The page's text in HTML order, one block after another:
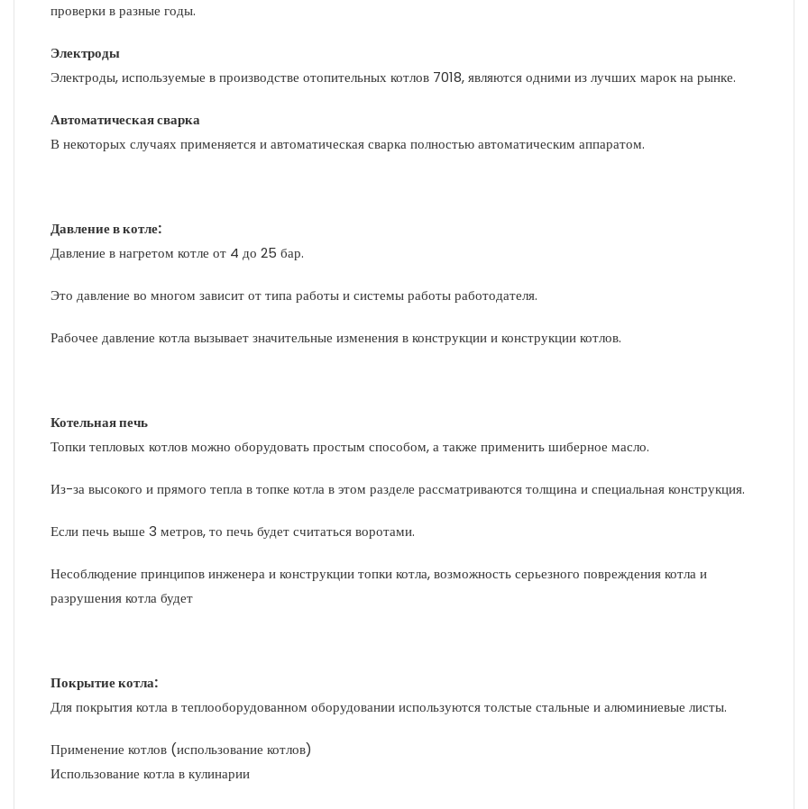
проверки в разные годы.
Электроды
Электроды, используемые в производстве отопительных котлов 7018, являются одними из лучших марок на рынке.
Автоматическая сварка
В некоторых случаях применяется и автоматическая сварка полностью автоматическим аппаратом.
Давление в котле:
Давление в нагретом котле от 4 до 25 бар.
Это давление во многом зависит от типа работы и системы работы работодателя.
Рабочее давление котла вызывает значительные изменения в конструкции и конструкции котлов.
Котельная печь
Топки тепловых котлов можно оборудовать простым способом, а также применить шиберное масло.
Из-за высокого и прямого тепла в топке котла в этом разделе рассматриваются толщина и специальная конструкция.
Если печь выше 3 метров, то печь будет считаться воротами.
Несоблюдение принципов инженера и конструкции топки котла, возможность серьезного повреждения котла и
разрушения котла будет
Покрытие котла:
Для покрытия котла в теплооборудованном оборудовании используются толстые стальные и алюминиевые листы.
Применение котлов (использование котлов)
Использование котла в кулинарии